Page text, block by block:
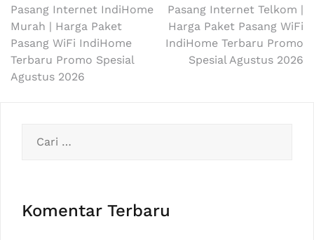
Navigasi
pos
Pasang Internet IndiHome
Murah | Harga Paket
Pasang WiFi IndiHome
Terbaru Promo Spesial
Agustus 2026
Pasang Internet Telkom |
Harga Paket Pasang WiFi
IndiHome Terbaru Promo
Spesial Agustus 2026
untuk:
Komentar Terbaru